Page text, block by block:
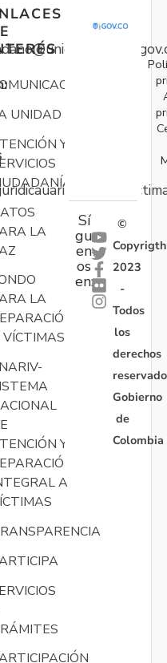
UNIDAD
Y
LA
LA
Y
A
Sí
gu
en
os
en:
©
Copyrigth
2023
-
Todos
los
derechos
Gobierno
de
Colombia